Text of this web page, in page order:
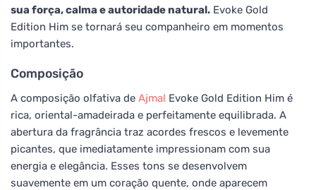
sua força, calma e autoridade natural. Evoke Gold
Edition Him se tornará seu companheiro em momentos
importantes.
Composição
A composição olfativa de Ajmal Evoke Gold Edition Him é
rica, oriental-amadeirada e perfeitamente equilibrada. A
abertura da fragrância traz acordes frescos e levemente
picantes, que imediatamente impressionam com sua
energia e elegância. Esses tons se desenvolvem
suavemente em um coração quente, onde aparecem